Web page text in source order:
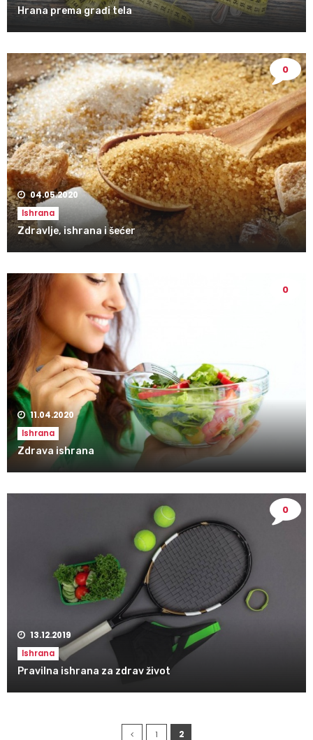
Hrana prema građi tela
0
04.05.2020
Ishrana
Zdravlje, ishrana i šećer
0
11.04.2020
Ishrana
Zdrava ishrana
0
13.12.2019
Ishrana
Pravilna ishrana za zdrav život
1 2